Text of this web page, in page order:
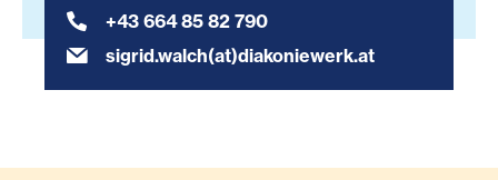
+43 664 85 82 790
sigrid.walch(at)diakoniewerk.at